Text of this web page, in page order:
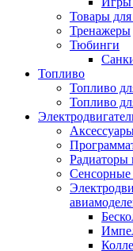
Товары
Тренажеры
Тюбинги
Топливо
Топливо
Топливо
Радиаторы
Сенсорные